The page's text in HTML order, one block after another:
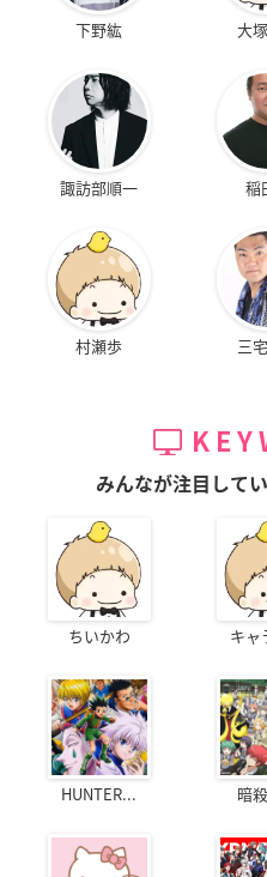
下野紘 大
諏訪部順一 稲
村瀬歩 三
みんなが注目して
ちいかわ キャ
HUNTER... 暗